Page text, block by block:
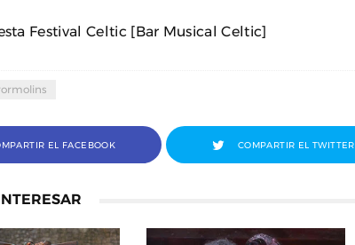
Festival Celtic [Bar Musical Celtic]
EL FACEBOOK COMPARTIR EL TWITTER